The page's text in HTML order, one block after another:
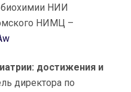
биохимии НИИ
НИМЦ –
достижения и
директора по